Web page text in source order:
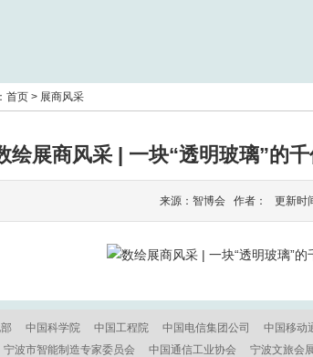
首页> 展商风采
绘展商风采 | 一块“透明玻璃”的
来源：智博会 作者： 更新时
中国科学院 中国工程院 中国电信集团公司 中国移动
宁波市智能制造专家委员会 中国通信工业协会 宁波文旅会